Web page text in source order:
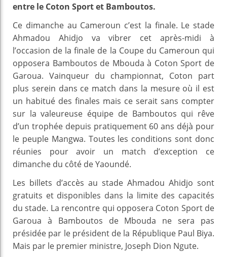
entre le Coton Sport et Bamboutos.
Ce dimanche au Cameroun c’est la finale. Le stade
Ahmadou Ahidjo va vibrer cet après-midi à
l’occasion de la finale de la Coupe du Cameroun qui
opposera Bamboutos de Mbouda à Coton Sport de
Garoua. Vainqueur du championnat, Coton part
plus serein dans ce match dans la mesure où il est
un habitué des finales mais ce serait sans compter
sur la valeureuse équipe de Bamboutos qui rêve
d’un trophée depuis pratiquement 60 ans déjà pour
le peuple Mangwa. Toutes les conditions sont donc
réunies pour avoir un match d’exception ce
dimanche du côté de Yaoundé.
Les billets d’accès au stade Ahmadou Ahidjo sont
gratuits et disponibles dans la limite des capacités
du stade. La rencontre qui opposera Coton Sport de
Garoua à Bamboutos de Mbouda ne sera pas
présidée par le président de la République Paul Biya.
Mais par le premier ministre, Joseph Dion Ngute.